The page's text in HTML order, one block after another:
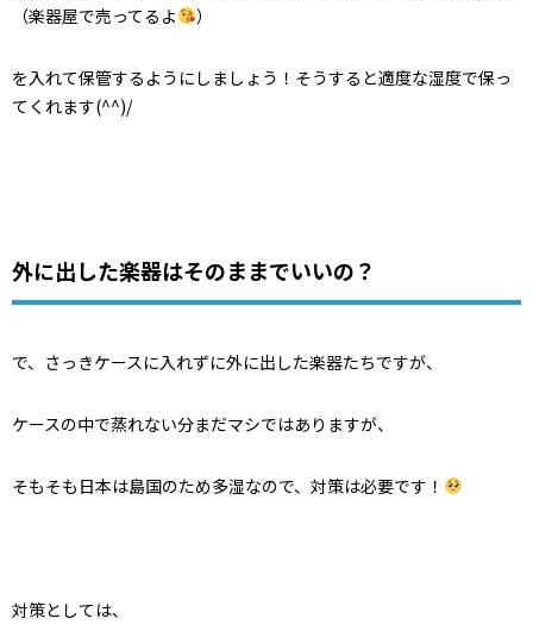
（楽器屋で売ってるよ
）
を入れて保管するようにしましょう！そうすると適度な湿度で保っ
てくれます(^^)/
外に出した楽器はそのままでいいの？
で、さっきケースに入れずに外に出した楽器たちですが、
ケースの中で蒸れない分まだマシではありますが、
そもそも日本は島国のため多湿なので、対策は必要です！
対策としては、